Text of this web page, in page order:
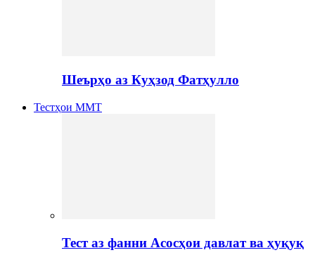
Шеърҳо аз Куҳзод Фатҳулло
Тестҳои ММТ
Тест аз фанни Асосҳои давлат ва ҳуқуқ